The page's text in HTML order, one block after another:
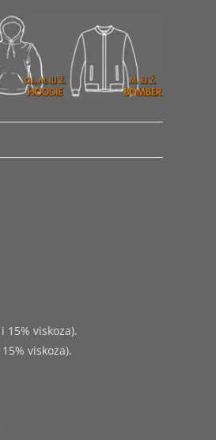
viskoza).
viskoza).